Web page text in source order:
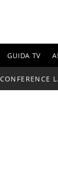
GUIDA TV
CONFERENCE L.